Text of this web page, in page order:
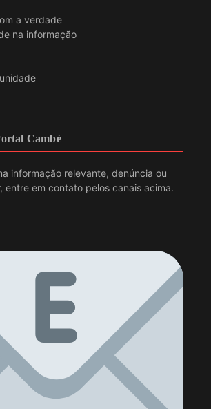
a verdade
na informação
Cambé
informação relevante, denúncia ou
entre em contato pelos canais acima.